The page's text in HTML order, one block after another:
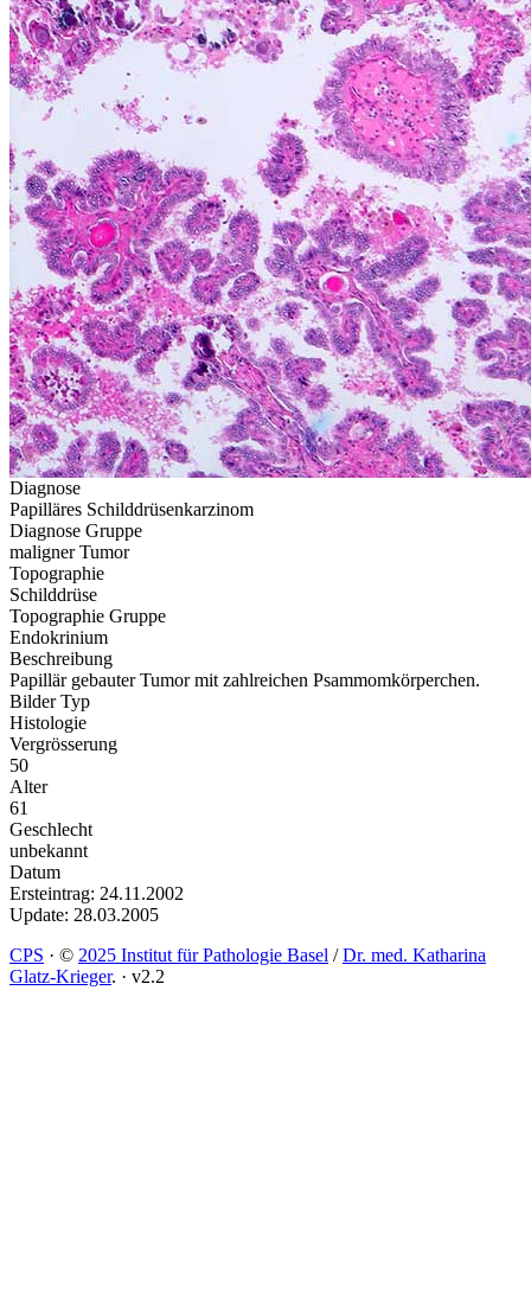
Diagnose
Papilläres Schilddrüsenkarzinom
Diagnose Gruppe
maligner Tumor
Topographie
Schilddrüse
Topographie Gruppe
Endokrinium
Beschreibung
Papillär gebauter Tumor mit zahlreichen Psammomkörperchen.
Bilder Typ
Histologie
Vergrösserung
50
Alter
61
Geschlecht
unbekannt
Datum
Ersteintrag: 24.11.2002
Update: 28.03.2005
CPS · © 2025 Institut für Pathologie Basel /Dr. med. Katharina
Glatz-Krieger. · v2.2